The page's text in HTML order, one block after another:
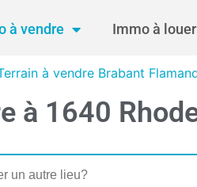
à vendre Immo à louer
à vendre Brabant
à 1640